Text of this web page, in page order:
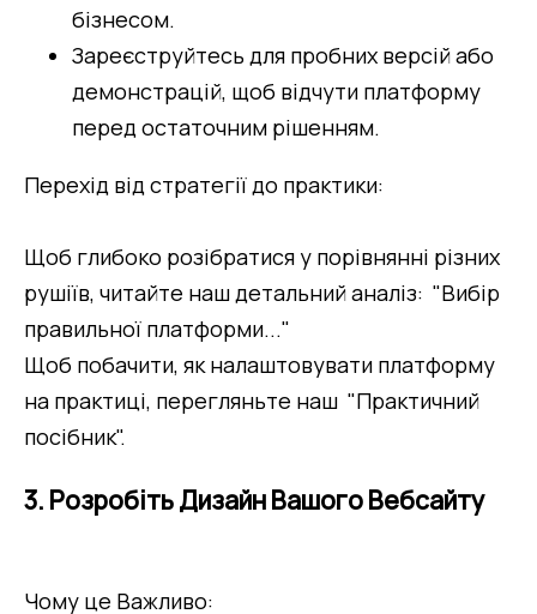
бізнесом.
Зареєструйтесь для пробних версій або
демонстрацій, щоб відчути платформу
перед остаточним рішенням.
Перехід від стратегії до практики:
Щоб глибоко розібратися у порівнянні різних
рушіїв, читайте наш детальний аналіз:  "Вибір
правильної платформи..."
Щоб побачити, як налаштовувати платформу
на практиці, перегляньте наш  "Практичний
посібник".
3. Розробіть Дизайн Вашого Вебсайту
Чому це Важливо: